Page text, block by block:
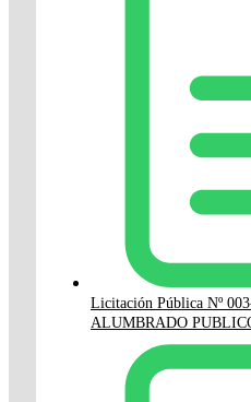
Licitación Pública Nº
ALUMBRADO